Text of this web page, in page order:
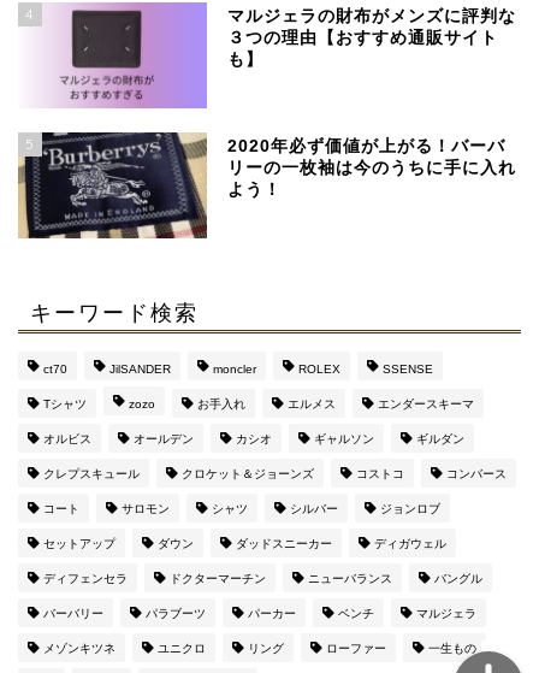
4
マルジェラの財布がメンズに評判な
３つの理由【おすすめ通販サイト
も】
5
2020年必ず価値が上がる！バーバ
リーの一枚袖は今のうちに手に入れ
よう！
キーワード検索
ct70 JilSANDER moncler ROLEX SSENSE
Tシャツ zozo お手入れ エルメス エンダースキーマ
オルビス オールデン カシオ ギャルソン ギルダン
クレプスキュール クロケット＆ジョーンズ コストコ コンバース
コート サロモン シャツ シルバー ジョンロブ
セットアップ ダウン ダッドスニーカー ディガウェル
ディフェンセラ ドクターマーチン ニューバランス バングル
バーバリー パラブーツ パーカー ベンチ マルジェラ
メゾンキツネ ユニクロ リング ローファー 一生もの
めブランド
【マルジェラ】足袋ブー
ツのサイズ感と定価より
マルジェラの財布がメン
ズに評判な３つの理由
【おすすめ通販サイト
も】
このブログを運営してい
んな興味持って
ね・・・）